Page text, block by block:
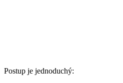
Postup je jednoduchý: